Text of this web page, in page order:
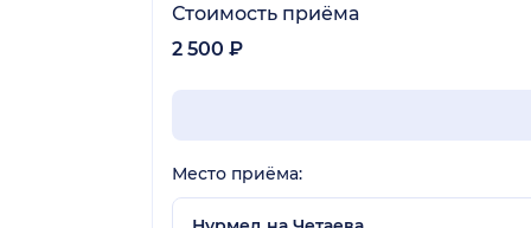
Стоимость приёма
2 500 ₽
Место приёма: